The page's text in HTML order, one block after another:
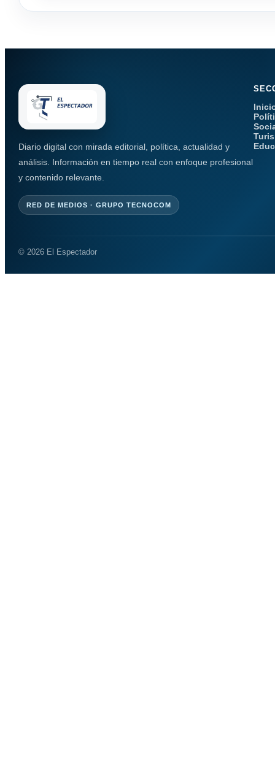
Diario digital con mirada editorial, política, actualidad y
análisis. Información en tiempo real con enfoque profesional
y contenido relevante.
RED DE MEDIOS · GRUPO TECNOCOM
© 2026 El Espectador